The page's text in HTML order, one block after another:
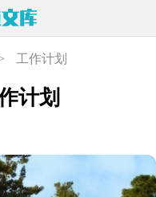
工作计划
计划